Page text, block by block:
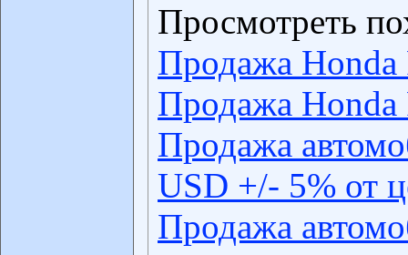
Просмотреть
Продажа Honda
Продажа Honda
Продажа
USD +/- 5% от
Продажа